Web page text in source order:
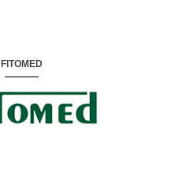
FITOMED